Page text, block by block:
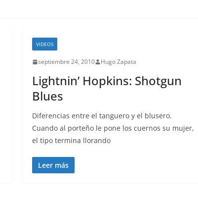
VIDEOS
septiembre 24, 2010 Hugo Zapata
Lightnin’ Hopkins: Shotgun
Blues
Diferencias entre el tanguero y el blusero.
Cuando al porteño le pone los cuernos su mujer,
el tipo termina llorando
Leer más